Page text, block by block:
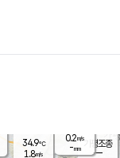
가평조종
34.9℃
1.8m/s
0.2m/s
-mm